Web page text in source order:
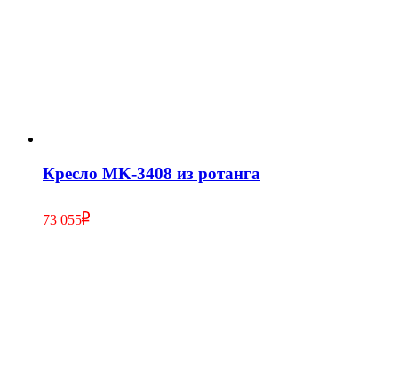
Кресло MK-3408 из ротанга
73 055